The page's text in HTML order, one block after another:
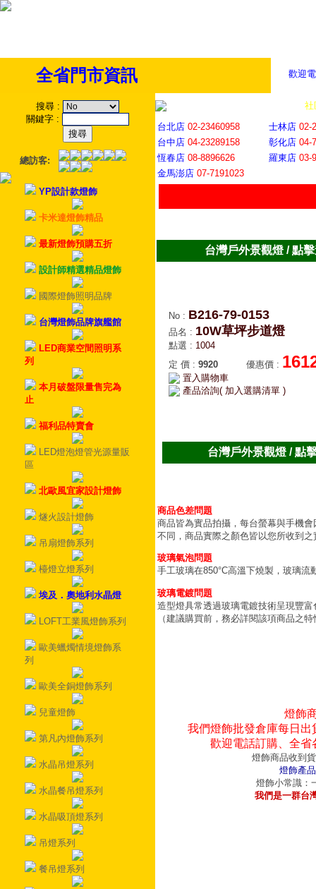
歡迎
全省門市資訊
搜尋 :
關鍵字 :
總訪客:
YP設計款燈飾
卡米達燈飾精品
最新燈飾預購五折
設計師精選精品燈飾
國際燈飾照明品牌
台灣燈飾品牌旗艦館
LED商業空間照明系
列
本月破盤限量售完為
止
福利品特賣會
LED燈泡燈管光源量販
區
北歐風宜家設計燈飾
燧火設計燈飾
吊扇燈飾系列
檯燈立燈系列
埃及．奧地利水晶燈
LOFT工業風燈飾系列
歐美蠟燭情境燈飾系
列
歐美全銅燈飾系列
兒童燈飾
第凡內燈飾系列
水晶吊燈系列
水晶餐吊燈系列
水晶吸頂燈系列
吊燈系列
餐吊燈系列
社
台北店 02-23460958 士林店 02-
台中店 04-23289158 彰化店 04-
恆春店 08-8896626 羅東店 03-
金馬澎店 07-7191023
台灣戶外景觀燈 / 點
No : B216-79-0153
品名 : 10W草坪步道燈
點選 : 1004
定 價 : 9920 優惠價 :
置入購物車
產品洽詢( 加入選購清單 )
台灣戶外景觀燈 / 點
商品色差問題
商品皆為實品拍攝，每台螢幕與手機
不同，商品實際之顏色皆以您所收到之
玻璃氣泡問題
手工玻璃在850°C高溫下燒製，玻璃
玻璃電鍍問題
造型燈具常透過玻璃電鍍技術呈現豐
（建議購買前，務必詳閱該項商品之
燈飾
我們燈飾批發倉庫每日
歡迎電話訂購、全
燈飾商品收到
燈飾產
燈飾小常識：
我們是一群台